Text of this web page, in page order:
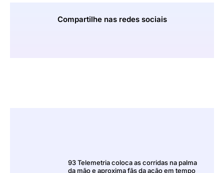
Compartilhe nas redes sociais
93 Telemetria coloca as corridas na palma
da mão e aproxima fãs da ação em tempo